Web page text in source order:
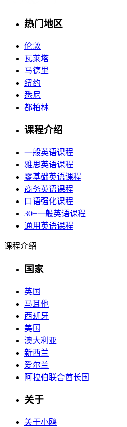
热门地区
伦敦
瓦莱塔
马德里
纽约
悉尼
都柏林
课程介绍
一般英语课程
雅思英语课程
零基础英语课程
商务英语课程
口语强化课程
30+一般英语课程
通用英语课程
课程介绍
国家
英国
马耳他
西班牙
美国
澳大利亚
新西兰
爱尔兰
阿拉伯联合酋长国
关于
关于小鸥